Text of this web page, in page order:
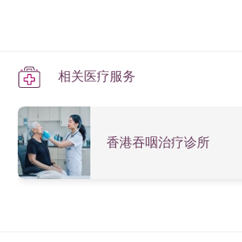
相关医疗服务
香港吞咽治疗诊所